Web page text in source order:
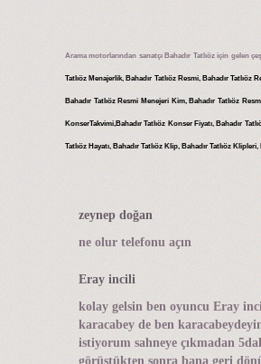
Arama motorlarından sanatçı Bahadır Tatlıöz için gelen
Tatlıöz Menajerlik, Bahadır Tatlıöz Resmi, Bahadır Tatlıöz
Bahadır Tatlıöz Resmi Menejeri Kim, Bahadır Tatlıöz
KonserTakvimi,Bahadır Tatlıöz Konser Fiyatı, Bahadır
Tatlıöz Hayatı, Bahadır Tatlıöz Klip, Bahadır Tatlıöz
zeynep doğan
ne olur telefonu açın
Eray incili
kolay gelsin ben oyuncu Eray
karacabey de ben
istiyorum sahneye çıkmadan
görüştükten sonra bana geri